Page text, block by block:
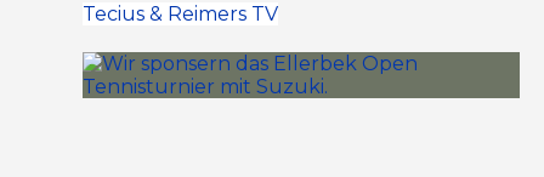
Tecius & Reimers TV